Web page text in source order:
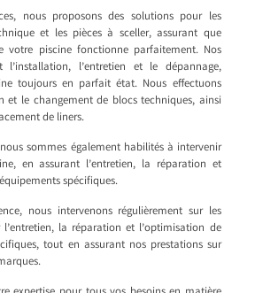
nous proposons des solutions pour les
et les pièces à sceller, assurant que
votre piscine fonctionne parfaitement. Nos
l’installation, l’entretien et le dépannage,
toujours en parfait état. Nous effectuons
et le changement de blocs techniques, ainsi
de liners.
sommes également habilités à intervenir
en assurant l’entretien, la réparation et
spécifiques.
nous intervenons régulièrement sur les
la réparation et l’optimisation de
tout en assurant nos prestations sur